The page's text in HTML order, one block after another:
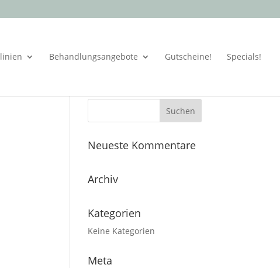
Behandlungsangebote Gutscheine! Specials!
Neueste Kommentare
Archiv
Kategorien
Keine Kategorien
Meta